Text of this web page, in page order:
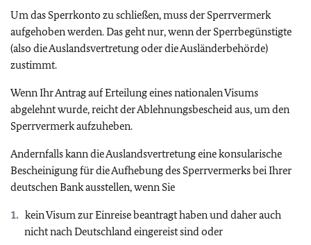
Um das Sperrkonto zu schließen, muss der Sperrvermerk
aufgehoben werden. Das geht nur, wenn der Sperrbegünstigte
(also die Auslandsvertretung oder die Ausländerbehörde)
zustimmt.
Wenn Ihr Antrag auf Erteilung eines nationalen Visums
abgelehnt wurde, reicht der Ablehnungsbescheid aus, um den
Sperrvermerk aufzuheben.
Andernfalls kann die Auslandsvertretung eine konsularische
Bescheinigung für die Aufhebung des Sperrvermerks bei Ihrer
deutschen Bank ausstellen, wenn Sie
kein Visum zur Einreise beantragt haben und daher auch
nicht nach Deutschland eingereist sind oder